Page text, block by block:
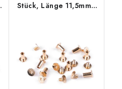
Stück, Länge 11,5mm -